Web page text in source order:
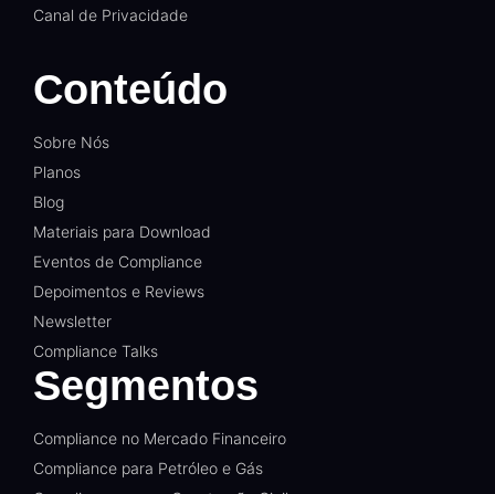
Canal de Privacidade
Conteúdo
Sobre Nós
Planos
Blog
Materiais para Download
Eventos de Compliance
Depoimentos e Reviews
Newsletter
Compliance Talks
Segmentos
Compliance no Mercado Financeiro
Compliance para Petróleo e Gás